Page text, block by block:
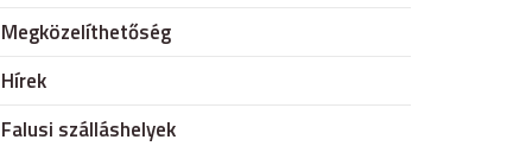
Megközelíthetőség
Hírek
Falusi szálláshelyek